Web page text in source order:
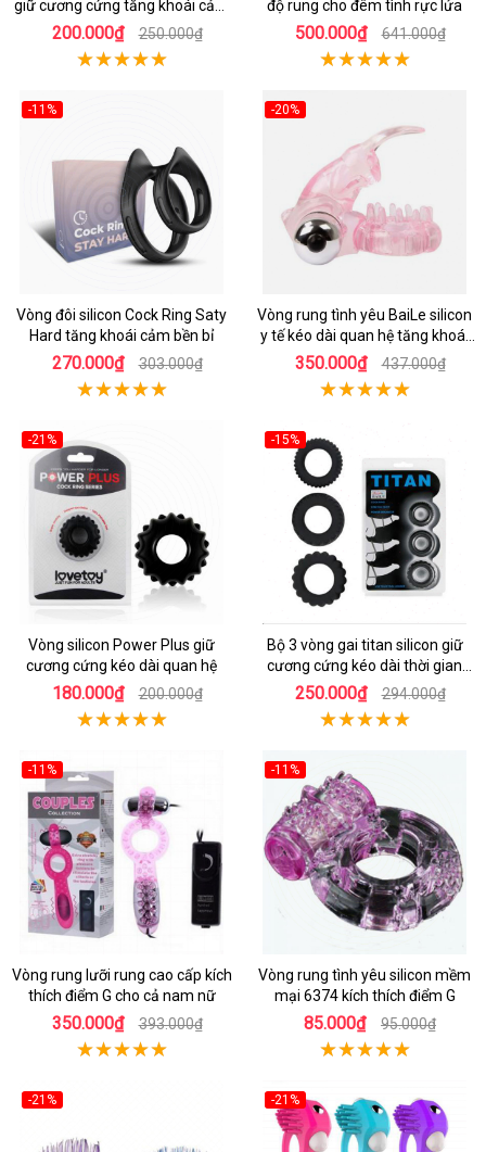
giữ cương cứng tăng khoái cảm
cho nam
200.000₫ 250.000₫
độ rung cho đêm tình rực lửa
500.000₫ 641.000₫
-11%
Vòng đôi silicon Cock Ring Saty
Hard tăng khoái cảm bền bỉ
270.000₫ 303.000₫
-20%
Vòng rung tình yêu BaiLe silicon
y tế kéo dài quan hệ tăng khoái
cảm
350.000₫ 437.000₫
-21%
Vòng silicon Power Plus giữ
cương cứng kéo dài quan hệ
180.000₫ 200.000₫
-15%
Bộ 3 vòng gai titan silicon giữ
cương cứng kéo dài thời gian
quan hệ
250.000₫ 294.000₫
-11%
Vòng rung lưỡi rung cao cấp kích
thích điểm G cho cả nam nữ
350.000₫ 393.000₫
-11%
Vòng rung tình yêu silicon mềm
mại 6374 kích thích điểm G
85.000₫ 95.000₫
-21% -21%